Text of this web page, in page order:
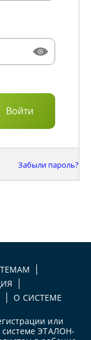
Забыли пароль?
О СИСТЕМЕ
или
системе ЭТАЛОН-